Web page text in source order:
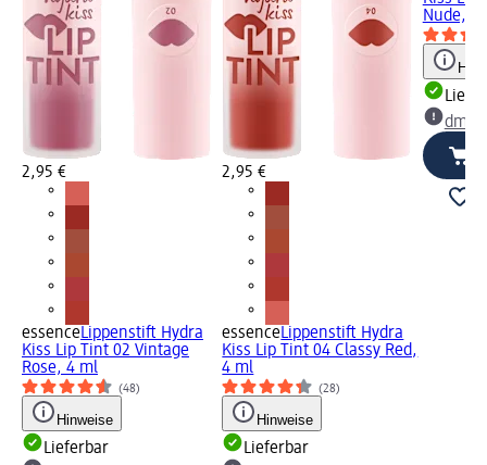
2,95 €
essenceLippenstift Hydra
Kiss Lip Tint 02 Vintage
Rose, 4 ml
(48)
Hinweise
Lieferbar
2,95 €
essenceLippenstift Hydra
Kiss Lip Tint 04 Classy Red,
4 ml
(28)
Hinweise
Lieferbar
Nude, 4
dm